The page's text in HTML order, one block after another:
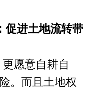
促进土地流转带
愿意自耕自
。而且土地权